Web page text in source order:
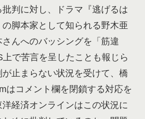
判に対し、ドラマ『逃げるは
脚本家として知られる野木亜
んへのバッシングを「筋違
で苦言を呈したことも報じら
止まらない状況を受けて、橋
はコメント欄を閉鎖する対応を
経済オンラインはこの状況に